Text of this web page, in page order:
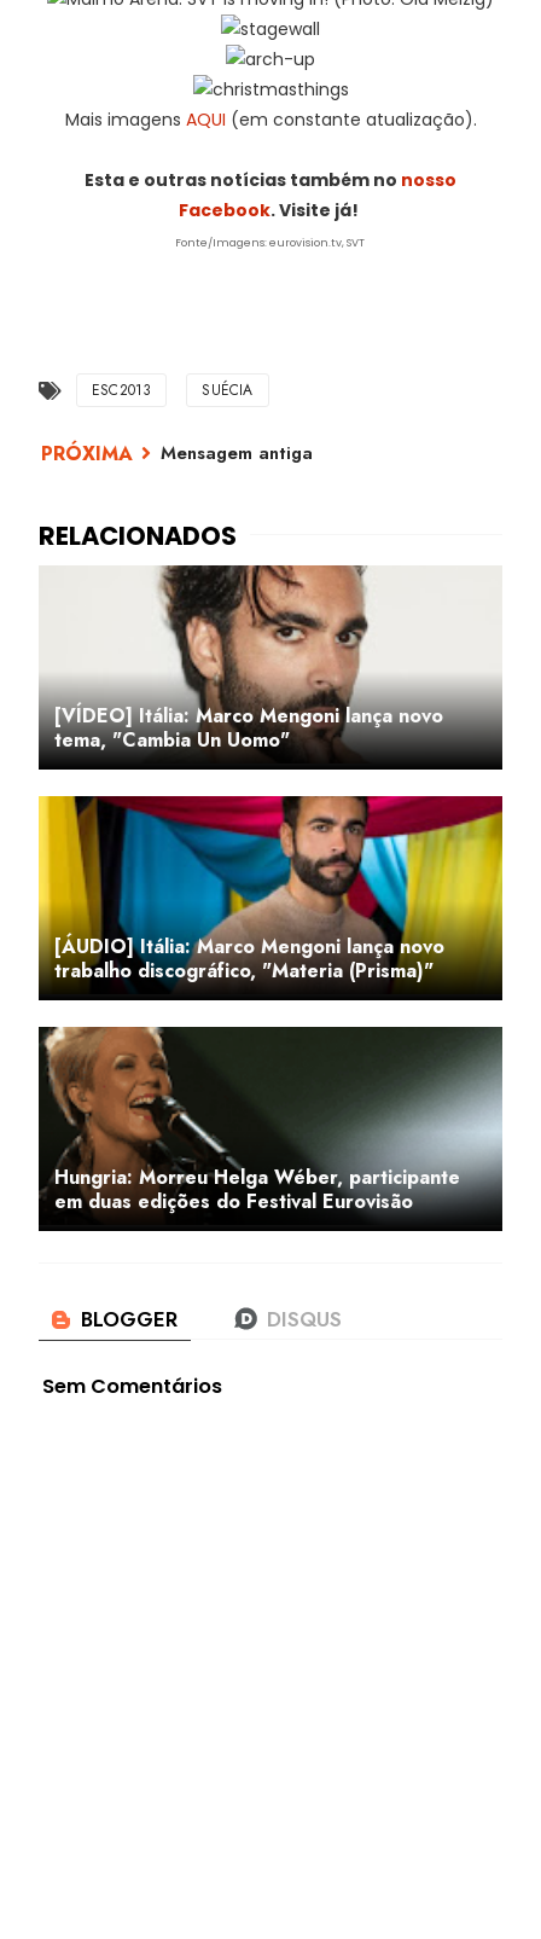
Mais imagens AQUI (em constante atualização).
Esta e outras notícias também no nosso
Facebook. Visite já!
Fonte/Imagens: eurovision.tv, SVT
ESC2013 SUÉCIA
Mensagem antiga
[VÍDEO] Itália: Marco Mengoni lança novo
tema, "Cambia Un Uomo"
[ÁUDIO] Itália: Marco Mengoni lança novo
trabalho discográfico, "Materia (Prisma)"
Hungria: Morreu Helga Wéber, participante
em duas edições do Festival Eurovisão
Sem Comentários